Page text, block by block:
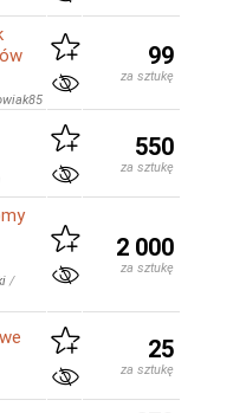
99
za sztukę
550
za sztukę
/
2 000
za sztukę
25
za sztukę